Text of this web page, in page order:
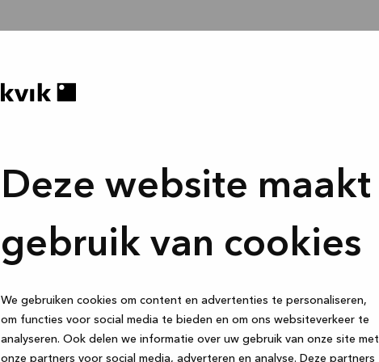
Deze website maakt
gebruik van cookies
We gebruiken cookies om content en advertenties te personaliseren,
om functies voor social media te bieden en om ons websiteverkeer te
analyseren. Ook delen we informatie over uw gebruik van onze site met
onze partners voor social media, adverteren en analyse. Deze partners